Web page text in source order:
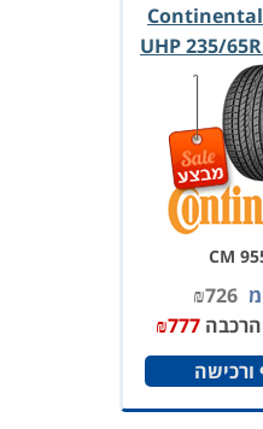
UHP 235/
CM
₪726
₪777